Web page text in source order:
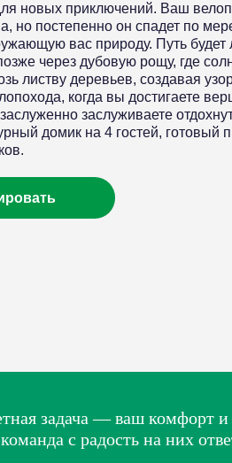
новых приключений. Ваш
но постепенно он спадет по
вас природу. Путь будет
через дубовую рощу, где
листву деревьев, создавая
когда вы достигаете
заслуживаете
домик на 4 гостей, готовый
задача — ваш комфорт и
с радость на них